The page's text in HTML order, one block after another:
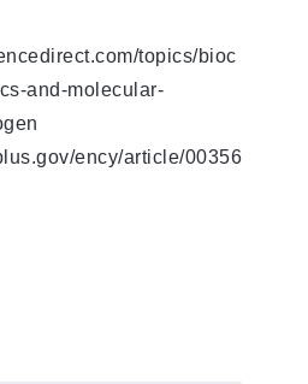
topics/bioc
and-molecular-
ency/article/00356